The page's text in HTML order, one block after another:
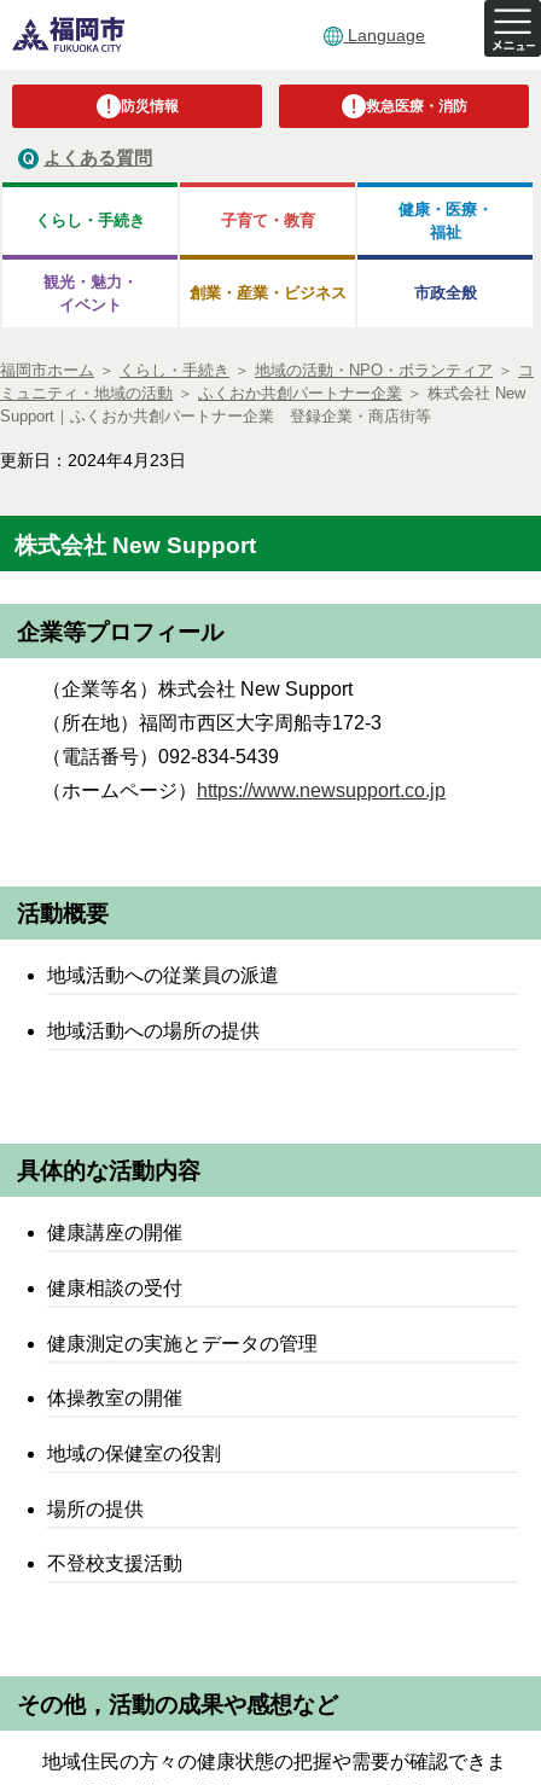
Language
防災情報 救急医療・消防
よくある質問
くらし・手続き 子育て・教育
健康・医療・
福祉
観光・魅力・
イベント
創業・産業・ビジネス 市政全般
福岡市ホーム ＞ くらし・手続き ＞ 地域の活動・NPO・ボランティア ＞ コ
ミュニティ・地域の活動 ＞ ふくおか共創パートナー企業 ＞ 株式会社 New
Support｜ふくおか共創パートナー企業 登録企業・商店街等
更新日：2024年4月23日
株式会社 New Support
企業等プロフィール
（企業等名）株式会社 New Support
（所在地）福岡市西区大字周船寺172-3
（電話番号）092-834-5439
（ホームページ）
https://www.newsupport.co.jp
活動概要
地域活動への従業員の派遣
地域活動への場所の提供
具体的な活動内容
健康講座の開催
健康相談の受付
健康測定の実施とデータの管理
体操教室の開催
地域の保健室の役割
場所の提供
不登校支援活動
その他，活動の成果や感想など
地域住民の方々の健康状態の把握や需要が確認できま